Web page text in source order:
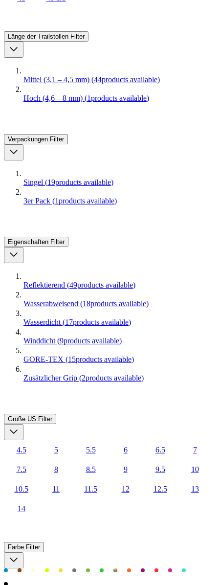
Länge der Trailstollen Filter
Mittel (3,1 – 4,5 mm) (44products available)
Hoch (4,6 – 8 mm) (1products available)
Verpackungen Filter
Singel (19products available)
3er Pack (1products available)
Eigenschaften Filter
Reflektierend (49products available)
Wasserabweisend (18products available)
Wasserdicht (17products available)
Winddicht (9products available)
GORE-TEX (15products available)
Zusätzlicher Grip (2products available)
Größe US Filter
4.5 5 5.5 6 6.5 7
7.5 8 8.5 9 9.5 10
10.5 11 11.5 12 12.5 13
14
Farbe Filter